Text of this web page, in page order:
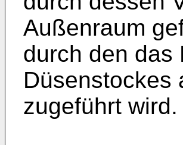
Außenraum
durch den das
Düsenstockes
zugeführt wird.